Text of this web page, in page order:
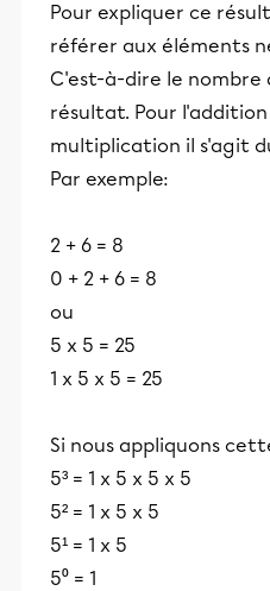
Pour expliquer ce
référer aux éléments
C'est-à-dire le nombre
résultat. Pour
multiplication il s'agit
Par exemple:
2 + 6 = 8
0 + 2 + 6 = 8
ou
5 x 5 = 25
1 x 5 x 5 = 25
Si nous appliquons
5³ = 1 x 5 x 5 x 5
5² = 1 x 5 x 5
5¹ = 1 x 5
5⁰ = 1